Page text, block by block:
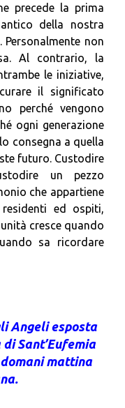
precede la prima
della nostra
Personalmente non
Al contrario, la
le iniziative,
il significato
perché vengono
ogni generazione
consegna a quella
futuro. Custodire
un pezzo
che appartiene
ed ospiti,
cresce quando
sa ricordare
Angeli esposta
Sant’Eufemia
mattina